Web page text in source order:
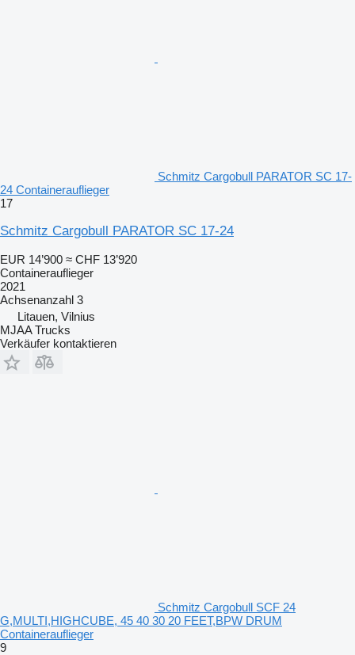
Schmitz Cargobull PARATOR SC 17-
24 Containerauflieger
17
Schmitz Cargobull PARATOR SC 17-24
EUR 14’900 ≈ CHF 13’920
Containerauflieger
2021
Achsenanzahl 3
Litauen, Vilnius
MJAA Trucks
Verkäufer kontaktieren
Schmitz Cargobull SCF 24
G,MULTI,HIGHCUBE, 45 40 30 20 FEET,BPW DRUM
Containerauflieger
9